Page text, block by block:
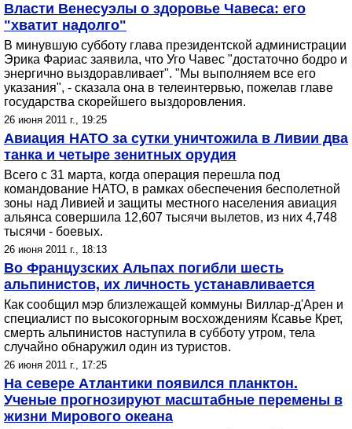
Власти Венесуэлы о здоровье Чавеса: его
"хватит надолго"
В минувшую субботу глава президентской администрации
Эрика Фариас заявила, что Уго Чавес "достаточно бодро и
энергично выздоравливает". "Мы выполняем все его
указания", - сказала она в телеинтервью, пожелав главе
государства скорейшего выздоровления.
26 июня 2011 г., 19:25
Авиация НАТО за сутки уничтожила в Ливии два
танка и четыре зенитных орудия
Всего с 31 марта, когда операция перешла под
командование НАТО, в рамках обеспечения бесполетной
зоны над Ливией и защиты местного населения авиация
альянса совершила 12,607 тысячи вылетов, из них 4,748
тысячи - боевых.
26 июня 2011 г., 18:13
Во Французских Альпах погибли шесть
альпинистов, их личность устанавливается
Как сообщил мэр близлежащей коммуны Виллар-д'Арен и
специалист по высокогорным восхождениям Ксавье Крет,
смерть альпинистов наступила в субботу утром, тела
случайно обнаружил один из туристов.
26 июня 2011 г., 17:25
На севере Атлантики появился планктон.
Ученые прогнозируют масштабные перемены в
жизни Мирового океана